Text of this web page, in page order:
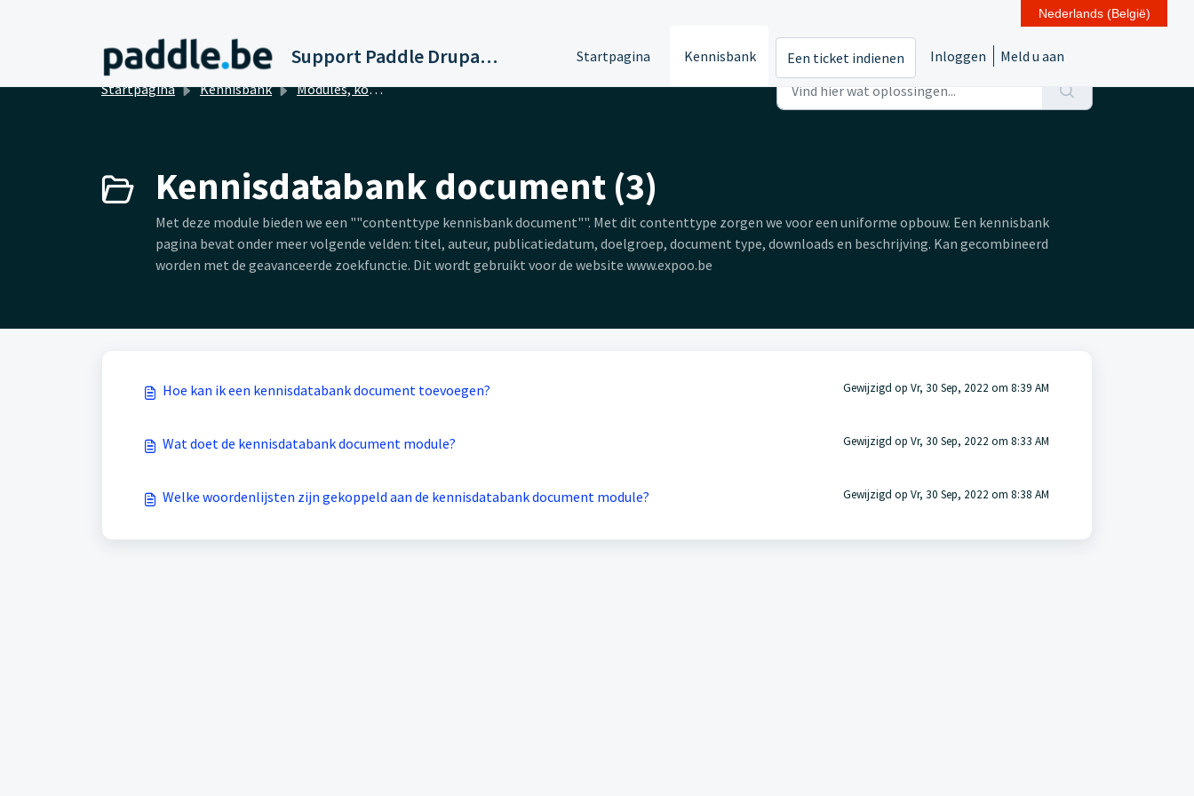
Support Paddle Drupal 11 Startpagina Kennisbank Een ticket indienen Inloggen
Meld u aan
Startpagina
Kennisbank Modules, koppelingen en integraties
Kennisdatabank document (3)
Met deze module bieden we een ""contenttype kennisbank document"". Met dit contenttype zorgen we voor een uniforme opbouw. Een kennisbank
pagina bevat onder meer volgende velden: titel, auteur, publicatiedatum, doelgroep, document type, downloads en beschrijving. Kan gecombineerd
worden met de geavanceerde zoekfunctie. Dit wordt gebruikt voor de website www.expoo.be
Hoe kan ik een kennisdatabank document toevoegen? Gewijzigd op Vr, 30 Sep, 2022 om 8:39 AM
Wat doet de kennisdatabank document module? Gewijzigd op Vr, 30 Sep, 2022 om 8:33 AM
Welke woordenlijsten zijn gekoppeld aan de kennisdatabank document module? Gewijzigd op Vr, 30 Sep, 2022 om 8:38 AM
Nederlands (België)